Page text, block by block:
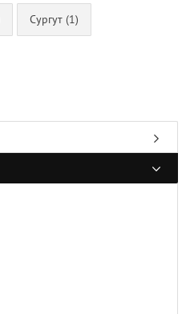
Сургут (1)